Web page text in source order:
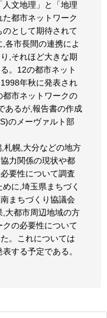
人文地理」と「地理
都市ネットワーク
として期待されて
各市長間の連携によ
,それほど大きな期
。12の都市ネット
年秋に発表され
市ネットワークの
あるが,報告書の作成
のメーヴァルト部
札幌,大分などの地方
力関係の現状や都
要性について調査
に,埼玉県まちづく
まちづくり協議会
大都市周辺地域の方
の必要性について
。これについては
する予定である。